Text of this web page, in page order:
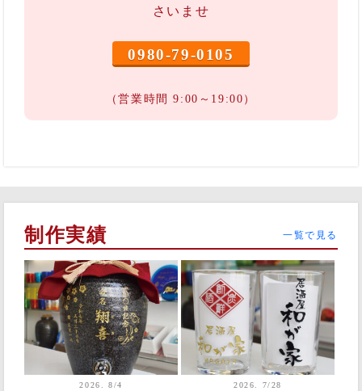
さいませ
0980-79-0105
（営業時間 9:00～19:00）
制作実績 一覧で見る
2026. 8/4 2026. 7/28